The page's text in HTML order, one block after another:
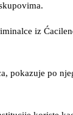
iz
pokazuje po